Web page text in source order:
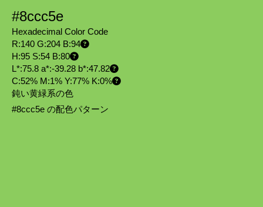
#8ccc5e
Hexadecimal Color Code
R:140 G:204 B:94
H:95 S:54 B:80
L*:75.8 a*:-39.28 b*:47.82
C:52% M:1% Y:77% K:0%
鈍い黄緑系の色
#8ccc5e の配色パターン